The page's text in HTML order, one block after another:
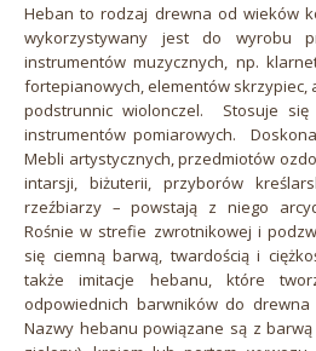
Heban to rodzaj drewna od wieków
wykorzystywany jest do wyrobu
instrumentów muzycznych, np.
fortepianowych, elementów skrzypiec,
podstrunnic wiolonczel. Stosuje
instrumentów pomiarowych.
Mebli artystycznych, przedmiotów
intarsji, biżuterii, przyborów
rzeźbiarzy – powstają z niego
Rośnie w strefie zwrotnikowej i
się ciemną barwą, twardością i
także imitacje hebanu, które
odpowiednich barwników do
Nazwy hebanu powiązane są z